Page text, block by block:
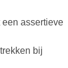
een assertieve
bij